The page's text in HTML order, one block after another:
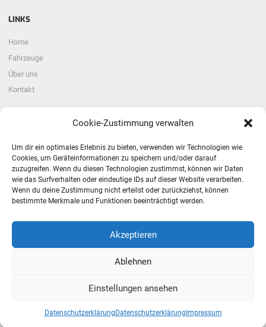
Cookie-Zustimmung verwalten
Um dir ein optimales Erlebnis zu bieten, verwenden wir Technologien wie
Cookies, um Geräteinformationen zu speichern und/oder darauf
zuzugreifen. Wenn du diesen Technologien zustimmst, können wir Daten
wie das Surfverhalten oder eindeutige IDs auf dieser Website verarbeiten.
Wenn du deine Zustimmung nicht erteilst oder zurückziehst, können
bestimmte Merkmale und Funktionen beeinträchtigt werden.
Akzeptieren
Ablehnen
Einstellungen ansehen
Datenschutzerklärung Datenschutzerklärung Impressum
info@huber-tech.com
Winsau 12, 6850 Dornbirn
+43 (0) 664 301 66 40
LINKS
Home
Fahrzeuge
Über uns
Kontakt
COPYRIGHT © 2021 MICHAEL HUBER
WEBSITE ERSTELLT VONPC SKILLZ
Impressum|Datenschutzerklärung